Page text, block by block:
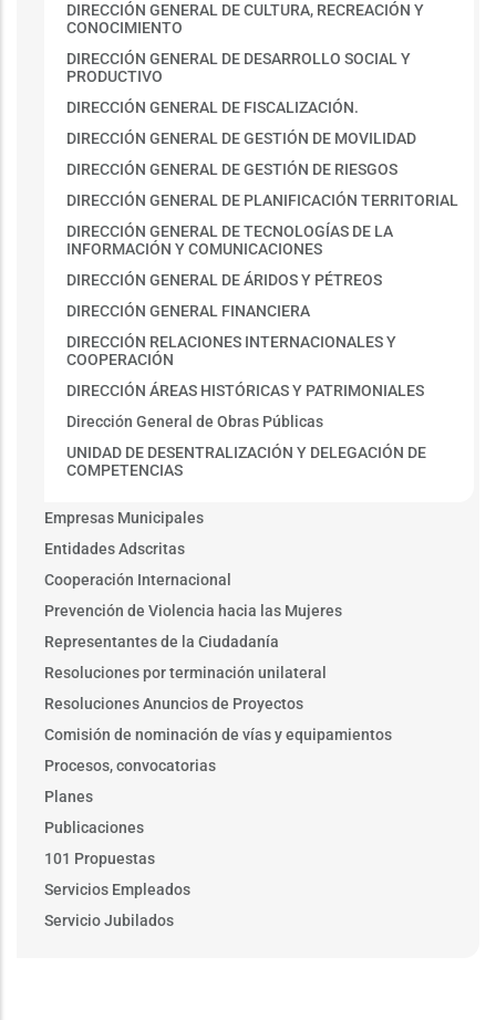
DIRECCIÓN GENERAL DE CULTURA, RECREACIÓN Y
CONOCIMIENTO
DIRECCIÓN GENERAL DE DESARROLLO SOCIAL Y
PRODUCTIVO
DIRECCIÓN GENERAL DE FISCALIZACIÓN.
DIRECCIÓN GENERAL DE GESTIÓN DE MOVILIDAD
DIRECCIÓN GENERAL DE GESTIÓN DE RIESGOS
DIRECCIÓN GENERAL DE PLANIFICACIÓN TERRITORIAL
DIRECCIÓN GENERAL DE TECNOLOGÍAS DE LA
INFORMACIÓN Y COMUNICACIONES
DIRECCIÓN GENERAL DE ÁRIDOS Y PÉTREOS
DIRECCIÓN GENERAL FINANCIERA
DIRECCIÓN RELACIONES INTERNACIONALES Y
COOPERACIÓN
DIRECCIÓN ÁREAS HISTÓRICAS Y PATRIMONIALES
Dirección General de Obras Públicas
UNIDAD DE DESENTRALIZACIÓN Y DELEGACIÓN DE
COMPETENCIAS
Empresas Municipales
Entidades Adscritas
Cooperación Internacional
Prevención de Violencia hacia las Mujeres
Representantes de la Ciudadanía
Resoluciones por terminación unilateral
Resoluciones Anuncios de Proyectos
Comisión de nominación de vías y equipamientos
Procesos, convocatorias
Planes
Publicaciones
101 Propuestas
Servicios Empleados
Servicio Jubilados